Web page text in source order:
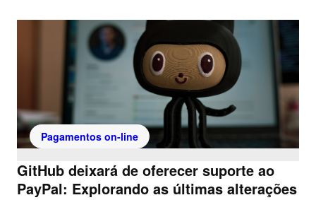
Pagamentos on-line
GitHub deixará de oferecer suporte ao
PayPal: Explorando as últimas alterações